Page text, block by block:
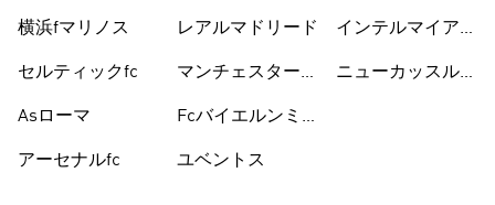
横浜fマリノス
セルティックfc
Asローマ
アーセナルfc
レアルマドリード
マンチェスターユ
Fcバイエルンミ
ユベントス
インテルマイアミ
ニューカッスルユ